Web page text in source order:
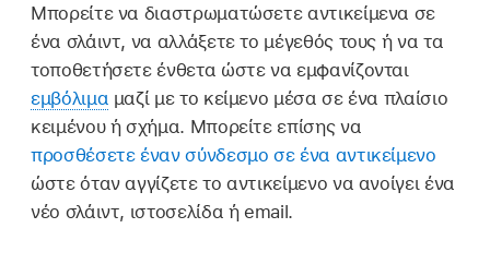
Μπορείτε να διαστρωματώσετε αντικείμενα σε
ένα σλάιντ, να αλλάξετε το μέγεθός τους ή να τα
τοποθετήσετε ένθετα ώστε να εμφανίζονται
εμβόλιμα μαζί με το κείμενο μέσα σε ένα πλαίσιο
κειμένου ή σχήμα. Μπορείτε επίσης να
προσθέσετε έναν σύνδεσμο σε ένα αντικείμενο
ώστε όταν αγγίζετε το αντικείμενο να ανοίγει ένα
νέο σλάιντ, ιστοσελίδα ή email.